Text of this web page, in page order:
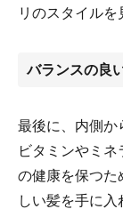
リのスタイルを
バランスの良
最後に、内側か
ビタミンやミ
の健康を保つた
しい髪を手に入